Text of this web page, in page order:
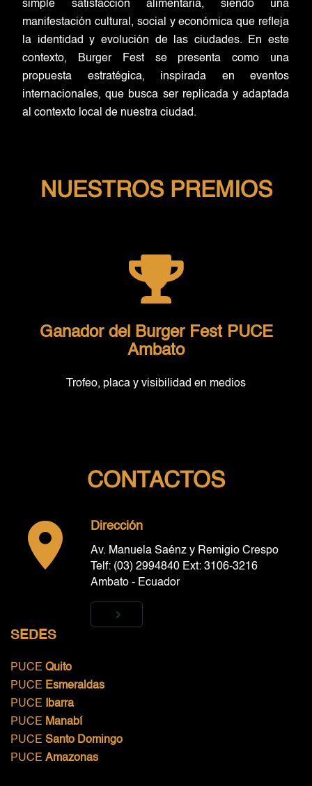
simple satisfacción alimentaria, siendo una
manifestación cultural, social y económica que refleja
la identidad y evolución de las ciudades. En este
contexto, Burger Fest se presenta como una
propuesta estratégica, inspirada en eventos
internacionales, que busca ser replicada y adaptada
al contexto local de nuestra ciudad.
NUESTROS PREMIOS
Ganador del Burger Fest PUCE
Ambato
Trofeo, placa y visibilidad en medios
CONTACTOS
Dirección
Av. Manuela Saénz y Remigio Crespo
Telf: (03) 2994840 Ext: 3106-3216
Ambato - Ecuador
SEDES
PUCE Quito
PUCE Esmeraldas
PUCE Ibarra
PUCE Manabí
PUCE Santo Domingo
PUCE Amazonas